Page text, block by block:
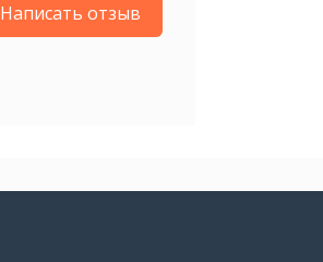
Написать отзыв